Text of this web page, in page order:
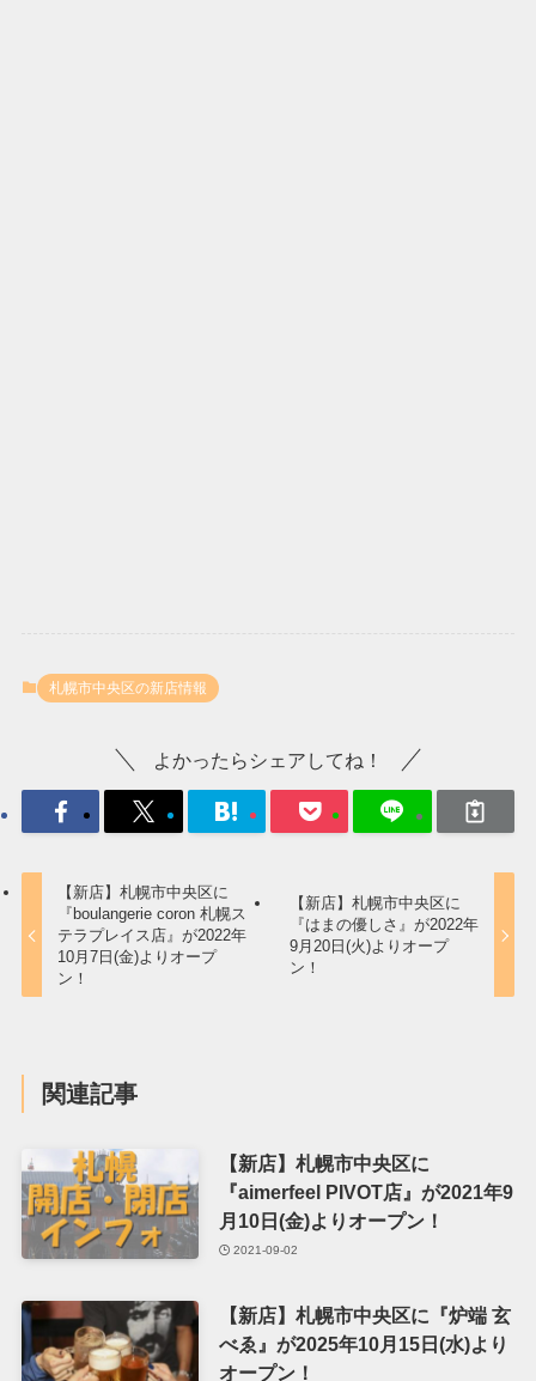
札幌市中央区の新店情報
よかったらシェアしてね！
【新店】札幌市中央区に
『boulangerie coron 札幌ス
テラプレイス店』が2022年
10月7日(金)よりオープ
ン！
【新店】札幌市中央区に
『はまの優しさ』が2022年
9月20日(火)よりオープ
ン！
関連記事
【新店】札幌市中央区に
『aimerfeel PIVOT店』が2021年9
月10日(金)よりオープン！
2021-09-02
【新店】札幌市中央区に『炉端 玄
べゑ』が2025年10月15日(水)より
オープン！